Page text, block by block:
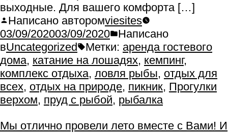
выходные. Для вашего комфорта […]
Написано авторомviesites
03/09/202003/09/2020
Написано
вUncategorized Метки: аренда гостевого
дома, катание на лошадях, кемпинг,
комплекс отдыха, ловля рыбы, отдых для
всех, отдых на природе, пикник, Прогулки
верхом, пруд с рыбой, рыбалка
Мы отлично провели лето вместе с Вами! И